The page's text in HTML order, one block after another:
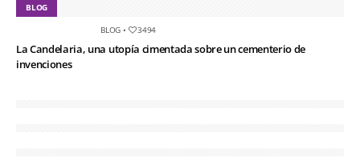
BLOG
BLOG • 3494
La Candelaria, una utopía cimentada sobre un cementerio de
invenciones